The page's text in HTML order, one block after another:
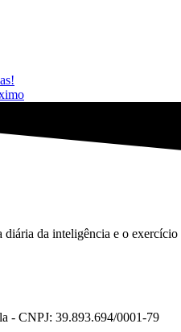
diária da inteligência e o
- CNPJ: 39.893.694/0001-79